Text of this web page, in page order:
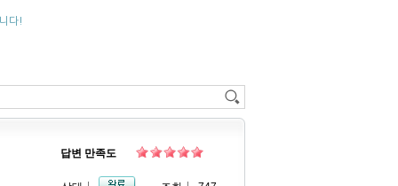
다!
답변 만족도